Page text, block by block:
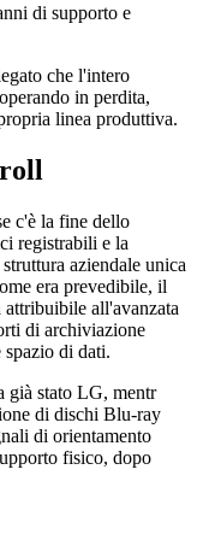
di supporto e
che l'intero
in perdita,
linea produttiva.
c'è la fine dello
registrabili e la
aziendale unica
era prevedibile, il
all'avanzata
di archiviazione
spazio di dati.
già stato LG, mentr
di dischi Blu-ray
di orientamento
fisico, dopo